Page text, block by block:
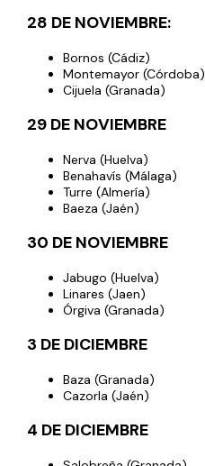
28 DE NOVIEMBRE:
Bornos (Cádiz)
Montemayor (Córdoba)
Cijuela (Granada)
29 DE NOVIEMBRE
Nerva (Huelva)
Benahavís (Málaga)
Turre (Almería)
Baeza (Jaén)
30 DE NOVIEMBRE
Jabugo (Huelva)
Linares (Jaen)
Órgiva (Granada)
3 DE DICIEMBRE
Baza (Granada)
Cazorla (Jaén)
4 DE DICIEMBRE